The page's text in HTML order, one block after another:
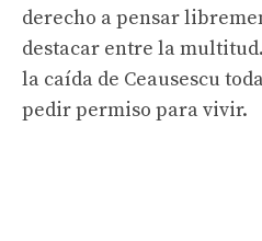
derecho a pensar
destacar entre la
la caída de Ceausescu
pedir permiso para vivir.